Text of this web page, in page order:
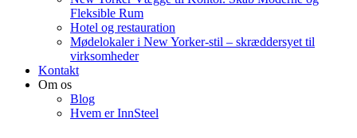
Fleksible Rum
Hotel og restauration
Mødelokaler i New Yorker-stil – skræddersyet til
virksomheder
Kontakt
Om os
Blog
Hvem er InnSteel